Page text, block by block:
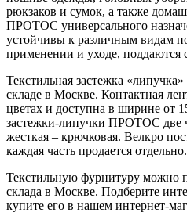
рюкзаков и сумок, а также
ПРОТОС универсального
устойчивы к различным видам
применении и уходе, поддаются
Текстильная застежка
складе в Москве. Контактная
цветах и доступна в ширине от
застежки-липучки ПРОТОС две
жесткая – крючковая. Велкро
каждая часть продается отдельно.
Текстильную фурнитуру можно
склада в Москве. Подберите
купите его в нашем интернет-